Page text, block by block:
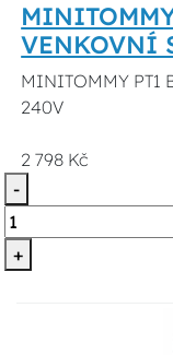
VENKOVNÍ
MINITOMMY PT1
240V
2 798 Kč
-
+